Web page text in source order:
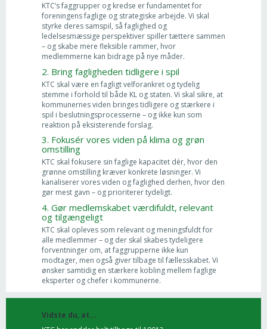
KTC’s faggrupper og kredse er fundamentet for
foreningens faglige og strategiske arbejde. Vi skal
styrke deres samspil, så faglighed og
ledelsesmæssige perspektiver spiller tættere sammen
– og skabe mere fleksible rammer, hvor
medlemmerne kan bidrage på nye måder.
2. Bring fagligheden tidligere i spil
KTC skal være en fagligt velforankret og tydelig
stemme i forhold til både KL og staten. Vi skal sikre, at
kommunernes viden bringes tidligere og stærkere i
spil i beslutningsprocesserne – og ikke kun som
reaktion på eksisterende forslag.
3. Fokusér vores viden på klima og grøn
omstilling
KTC skal fokusere sin faglige kapacitet dér, hvor den
grønne omstilling kræver konkrete løsninger. Vi
kanaliserer vores viden og faglighed derhen, hvor den
gør mest gavn – og prioriterer tydeligt.
4. Gør medlemskabet værdifuldt, relevant
og tilgængeligt
KTC skal opleves som relevant og meningsfuldt for
alle medlemmer – og der skal skabes tydeligere
forventninger om, at faggrupperne ikke kun
modtager, men også giver tilbage til fællesskabet. Vi
ønsker samtidig en stærkere kobling mellem faglige
eksperter og chefer i kommunerne.
Vidste du, at...